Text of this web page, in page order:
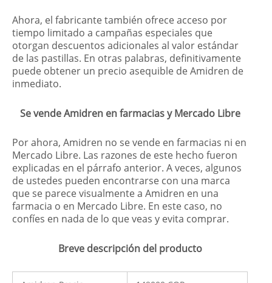
Ahora, el fabricante también ofrece acceso por
tiempo limitado a campañas especiales que
otorgan descuentos adicionales al valor estándar
de las pastillas. En otras palabras, definitivamente
puede obtener un precio asequible de Amidren de
inmediato.
Se vende Amidren en farmacias y Mercado Libre
Por ahora, Amidren no se vende en farmacias ni en
Mercado Libre. Las razones de este hecho fueron
explicadas en el párrafo anterior. A veces, algunos
de ustedes pueden encontrarse con una marca
que se parece visualmente a Amidren en una
farmacia o en Mercado Libre. En este caso, no
confíes en nada de lo que veas y evita comprar.
Breve descripción del producto